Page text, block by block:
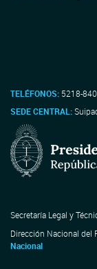
TELÉFONOS: 5218-
SEDE CENTRAL:
Secretaría Legal y
Dirección Nacional del
Nacional